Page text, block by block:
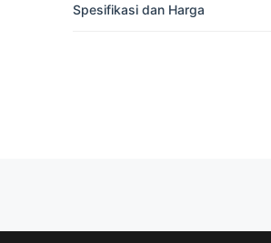
Spesifikasi dan Harga